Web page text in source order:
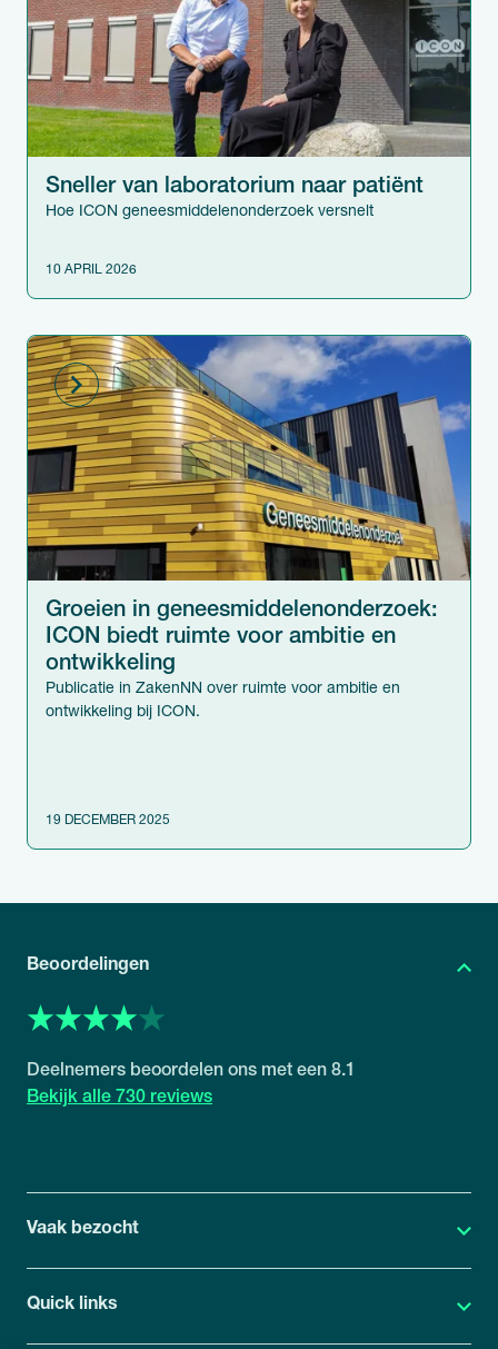
10 APRIL 2026
Sneller van laboratorium naar patiënt
Hoe ICON geneesmiddelenonderzoek versnelt
19 DECEMBER 2025
Groeien in geneesmiddelen­onderzoek:
ICON biedt ruimte voor ambitie en
ontwikkeling
Publicatie in ZakenNN over ruimte voor ambitie en
ontwikkeling bij ICON.
Beoordelingen
8.1
730 reviews
Vaak bezocht
Quick links